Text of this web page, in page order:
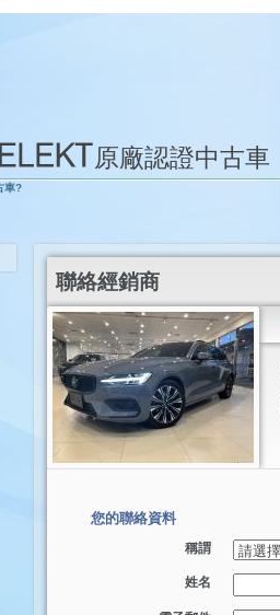
原廠認證中古車
車?
聯絡經銷商
您的聯絡資料
稱謂
姓名